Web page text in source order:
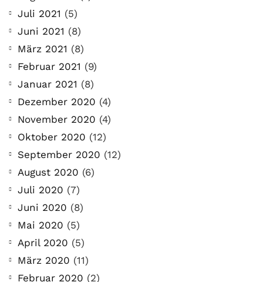
Juli 2021 (5)
Juni 2021 (8)
März 2021 (8)
Februar 2021 (9)
Januar 2021 (8)
Dezember 2020 (4)
November 2020 (4)
Oktober 2020 (12)
September 2020 (12)
August 2020 (6)
Juli 2020 (7)
Juni 2020 (8)
Mai 2020 (5)
April 2020 (5)
März 2020 (11)
Februar 2020 (2)